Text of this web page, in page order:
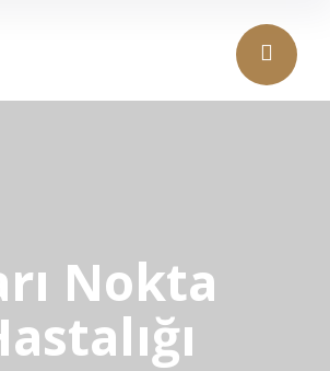
Nokta